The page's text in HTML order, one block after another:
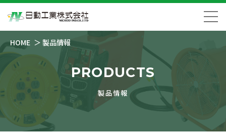
HOME 製品情報
PRODUCTS
製品情報